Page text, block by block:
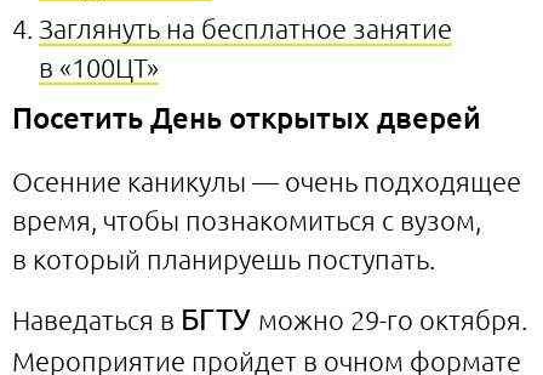
Заглянуть на бесплатное занятие
в «100ЦТ»
Посетить День открытых дверей
Осенние каникулы — очень подходящее
время, чтобы познакомиться с вузом,
в который планируешь поступать.
Наведаться в БГТУ можно 29-го октября.
Мероприятие пройдет в очном формате